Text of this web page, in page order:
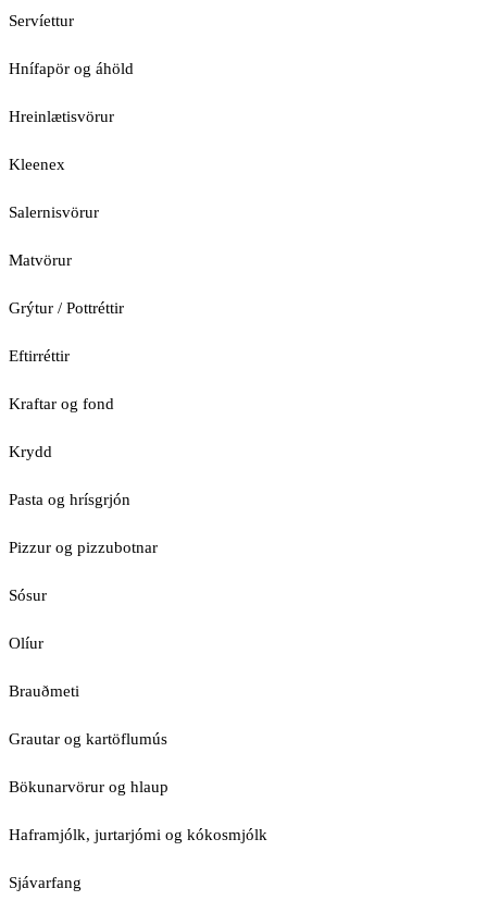
Servíettur
Hnífapör og áhöld
Hreinlætisvörur
Kleenex
Salernisvörur
Matvörur
Grýtur / Pottréttir
Eftirréttir
Kraftar og fond
Krydd
Pasta og hrísgrjón
Pizzur og pizzubotnar
Sósur
Olíur
Brauðmeti
Grautar og kartöflumús
Bökunarvörur og hlaup
Haframjólk, jurtarjómi og kókosmjólk
Sjávarfang